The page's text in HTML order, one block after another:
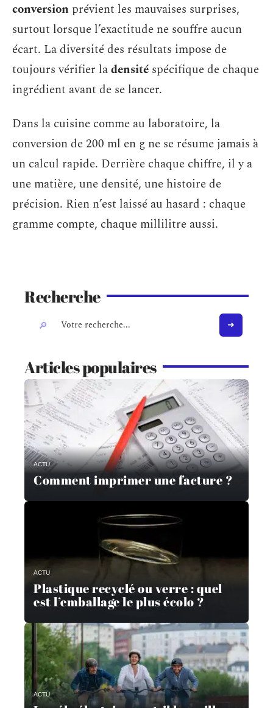
conversion prévient les mauvaises surprises,
surtout lorsque l’exactitude ne souffre aucun
écart. La diversité des résultats impose de
toujours vérifier ladensité spécifique de chaque
ingrédient avant de se lancer.
Dans la cuisine comme au laboratoire, la
conversion de 200 ml en g ne se résume jamais à
un calcul rapide. Derrière chaque chiffre, il y a
une matière, une densité, une histoire de
précision. Rien n’est laissé au hasard : chaque
gramme compte, chaque millilitre aussi.
Recherche
Articles populaires
ACTU
Comment imprimer une facture ?
ACTU
Plastique recyclé ou verre : quel
est l’emballage le plus écolo ?
ACTU